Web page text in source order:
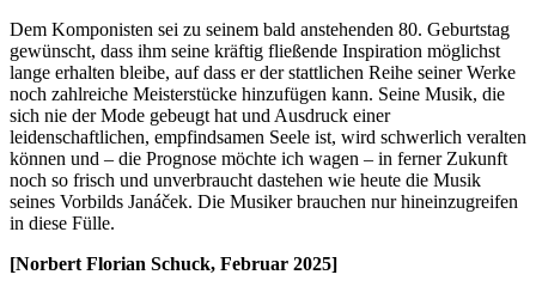
Dem Komponisten sei zu seinem bald anstehenden 80. Geburtstag
gewünscht, dass ihm seine kräftig fließende Inspiration möglichst
lange erhalten bleibe, auf dass er der stattlichen Reihe seiner Werke
noch zahlreiche Meisterstücke hinzufügen kann. Seine Musik, die
sich nie der Mode gebeugt hat und Ausdruck einer
leidenschaftlichen, empfindsamen Seele ist, wird schwerlich veralten
können und – die Prognose möchte ich wagen – in ferner Zukunft
noch so frisch und unverbraucht dastehen wie heute die Musik
seines Vorbilds Janáček. Die Musiker brauchen nur hineinzugreifen
in diese Fülle.
[Norbert Florian Schuck, Februar 2025]